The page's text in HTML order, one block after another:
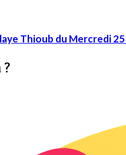
Thioub du Mercredi